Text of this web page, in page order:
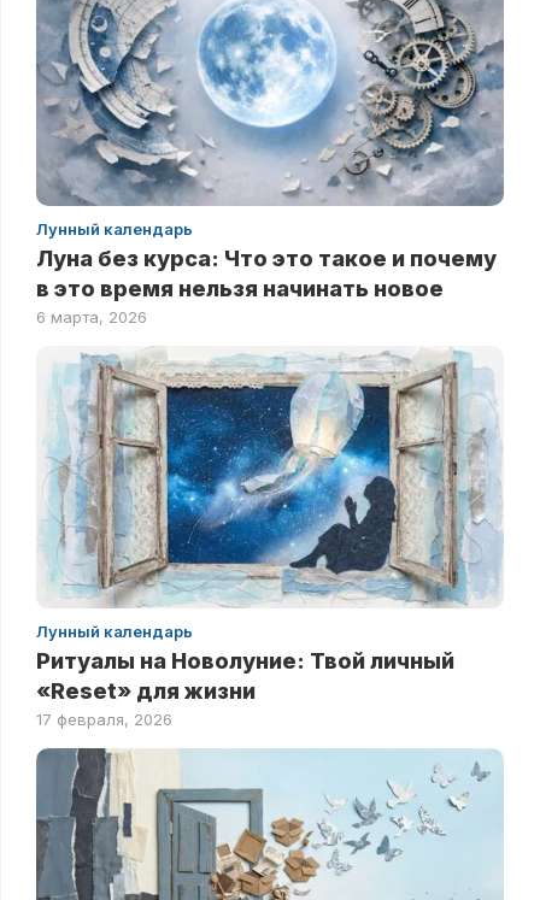
Лунный календарь
Луна без курса: Что это такое и почему
в это время нельзя начинать новое
6 марта, 2026
Лунный календарь
Ритуалы на Новолуние: Твой личный
«Reset» для жизни
17 февраля, 2026